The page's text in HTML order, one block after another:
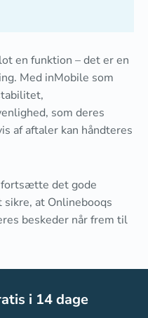
en funktion – det er en
Med inMobile som
som deres
af aftaler kan håndteres
det gode
at Onlinebooqs
beskeder når frem til
i 14 dage